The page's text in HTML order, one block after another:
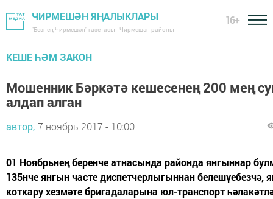
ЧИРМЕШӘН ЯҢАЛЫКЛАРЫ
"Безнең Чирмешән" газетасы - Чирмешән районы
16+
КЕШЕ ҺӘМ ЗАКОН
Мошенник Бәркәтә кешесенең 200 мең
алдап алган
автор, 7 ноябрь 2017 - 10:00
01 Ноябрьнең беренче атнасында районда янгыннар
135нче янгын часте диспетчерлыгыннан белешүебезчә,
коткару хезмәте бригадаларына юл-транспорт